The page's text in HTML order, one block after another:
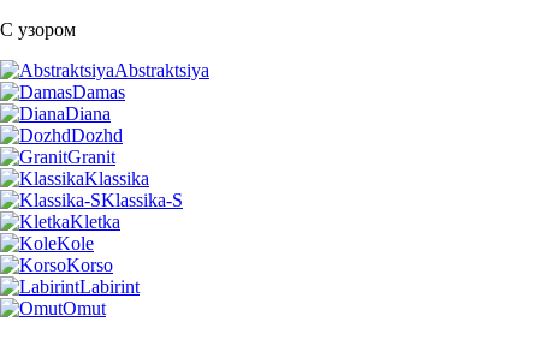
С узором
Abstraktsiya
Damas
Diana
Dozhd
Granit
Klassika
Klassika-S
Kletka
Kole
Korso
Labirint
Omut